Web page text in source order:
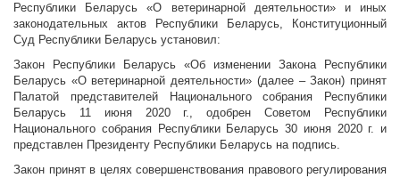
Республики Беларусь «О ветеринарной деятельности» и иных
законодательных актов Республики Беларусь, Конституционный
Суд Республики Беларусь установил:
Закон Республики Беларусь «Об изменении Закона Республики
Беларусь «О ветеринарной деятельности» (далее – Закон) принят
Палатой представителей Национального собрания Республики
Беларусь 11 июня 2020 г., одобрен Советом Республики
Национального собрания Республики Беларусь 30 июня 2020 г. и
представлен Президенту Республики Беларусь на подпись.
Закон принят в целях совершенствования правового регулирования